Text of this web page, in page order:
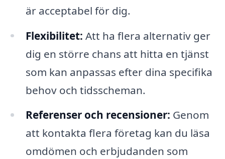
är acceptabel för dig.
Flexibilitet: Att ha flera alternativ ger
dig en större chans att hitta en tjänst
som kan anpassas efter dina specifika
behov och tidsscheman.
Referenser och recensioner: Genom
att kontakta flera företag kan du läsa
omdömen och erbjudanden som